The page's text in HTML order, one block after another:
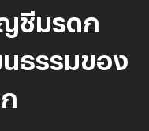
ชีมรดก
ธรรมของ